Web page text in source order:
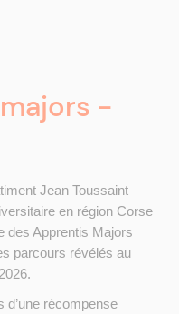
-
Jean Toussaint
en région Corse
des Apprentis Majors
parcours révélés au
d’une récompense